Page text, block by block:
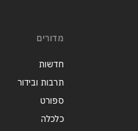
מדורים
חדשות
תרבות ובידור
ספורט
כלכלה